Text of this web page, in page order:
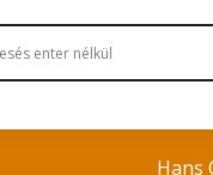
Hans